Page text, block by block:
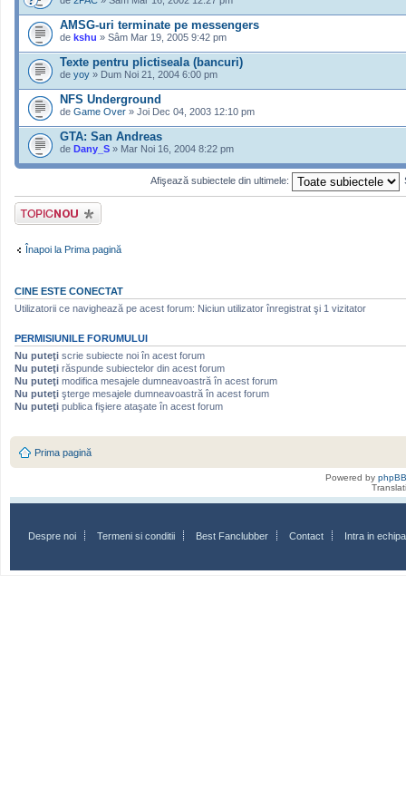
AMSG-uri terminate pe messengers
de kshu » Sâm Mar 19, 2005 9:42 pm
Texte pentru plictiseala (bancuri)
de yoy » Dum Noi 21, 2004 6:00 pm
NFS Underground
de Game Over » Joi Dec 04, 2003 12:10 pm
GTA: San Andreas
de Dany_S » Mar Noi 16, 2004 8:22 pm
Afişează subiectele din ultimele:
Scrie un subiect
nou
Înapoi la Prima pagină
CINE ESTE CONECTAT
Utilizatorii ce navighează pe acest forum: Niciun utilizator înregistrat şi 1 vizitator
PERMISIUNILE FORUMULUI
Nu puteţi scrie subiecte noi în acest forum
Nu puteţi răspunde subiectelor din acest forum
Nu puteţi modifica mesajele dumneavoastră în acest forum
Nu puteţi şterge mesajele dumneavoastră în acest forum
Nu puteţi publica fişiere ataşate în acest forum
Prima pagină
Powered by phpBB
Despre noi Termeni si conditii Best Fanclubber Contact Intra in